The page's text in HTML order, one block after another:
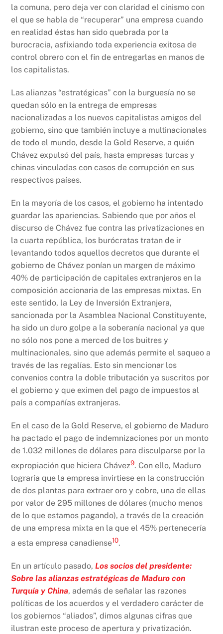
la comuna, pero deja ver con claridad el cinismo con
el que se habla de “recuperar” una empresa cuando
en realidad éstas han sido quebrada por la
burocracia, asfixiando toda experiencia exitosa de
control obrero con el fin de entregarlas en manos de
los capitalistas.
Las alianzas “estratégicas” con la burguesía no se
quedan sólo en la entrega de empresas
nacionalizadas a los nuevos capitalistas amigos del
gobierno, sino que también incluye a multinacionales
de todo el mundo, desde la Gold Reserve, a quién
Chávez expulsó del país, hasta empresas turcas y
chinas vinculadas con casos de corrupción en sus
respectivos países.
En la mayoría de los casos, el gobierno ha intentado
guardar las apariencias. Sabiendo que por años el
discurso de Chávez fue contra las privatizaciones en
la cuarta república, los burócratas tratan de ir
levantando todos aquellos decretos que durante el
gobierno de Chávez ponían un margen de máximo
40% de participación de capitales extranjeros en la
composición accionaria de las empresas mixtas. En
este sentido, la Ley de Inversión Extranjera,
sancionada por la Asamblea Nacional Constituyente,
ha sido un duro golpe a la soberanía nacional ya que
no sólo nos pone a merced de los buitres y
multinacionales, sino que además permite el saqueo a
través de las regalías. Esto sin mencionar los
convenios contra la doble tributación ya suscritos por
el gobierno y que eximen del pago de impuestos al
país a compañías extranjeras.
En el caso de la Gold Reserve, el gobierno de Maduro
ha pactado el pago de indemnizaciones por un monto
de 1.032 millones de dólares para disculparse por la
expropiación que hiciera Chávez9. Con ello, Maduro
lograría que la empresa invirtiese en la construcción
de dos plantas para extraer oro y cobre, una de ellas
por valor de 295 millones de dólares (mucho menos
de lo que estamos pagando), a través de la creación
de una empresa mixta en la que el 45% pertenecería
a esta empresa canadiense10.
En un artículo pasado,Los socios del presidente:
Sobre las alianzas estratégicas de Maduro con
Turquía y China, además de señalar las razones
políticas de los acuerdos y el verdadero carácter de
los gobiernos “aliados”, dimos algunas cifras que
ilustran este proceso de apertura y privatización.